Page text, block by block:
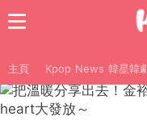
主頁 Kpop News 韓星韓